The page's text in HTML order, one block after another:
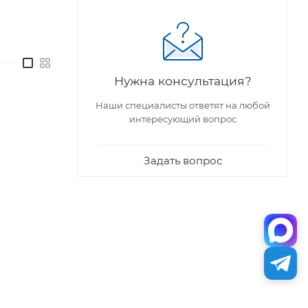
Нужна консультация?
Наши специалисты ответят на любой
интересующий вопрос
Задать вопрос